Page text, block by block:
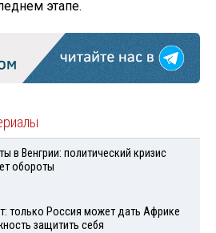
этапе.
в Венгрии: политический кризис
обороты
только Россия может дать Африке
защитить себя